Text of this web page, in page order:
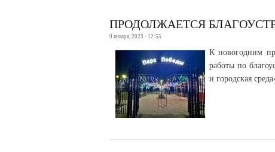
ПРОДОЛЖАЕТСЯ
9 января, 2023 - 12:55
К новогодним
работы по
и городская